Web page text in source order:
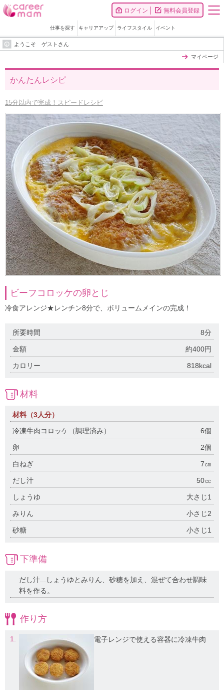
ログイン 無料会員登録
仕事を探す キャリアアップ ライフスタイル イベント
ようこそ ゲストさん
マイページ
かんたんレシピ
15分以内で完成！スピードレシピ
ビーフコロッケの卵とじ
冷食アレンジ★レンチン8分で、ボリュームメインの完成！
所要時間 8分
金額 約400円
カロリー 818kcal
材料
材料（3人分）
冷凍牛肉コロッケ（調理済み）
6個
卵 2個
白ねぎ 7㎝
だし汁 50㏄
しょうゆ 大さじ1
みりん 小さじ2
砂糖 小さじ1
下準備
だし汁...しょうゆとみりん、砂糖を加え、混ぜて合わせ調味
料を作る。
作り方
1. 電子レンジで使える容器に冷凍牛肉